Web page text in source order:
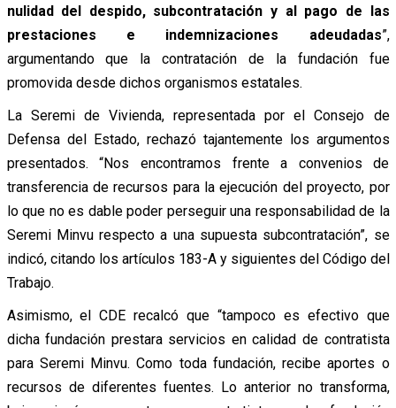
nulidad del despido, subcontratación y al pago de las
prestaciones e indemnizaciones adeudadas”,
argumentando que la contratación de la fundación fue
promovida desde dichos organismos estatales.
La Seremi de Vivienda, representada por el Consejo de
Defensa del Estado, rechazó tajantemente los argumentos
presentados. “Nos encontramos frente a convenios de
transferencia de recursos para la ejecución del proyecto, por
lo que no es dable poder perseguir una responsabilidad de la
Seremi Minvu respecto a una supuesta subcontratación”, se
indicó, citando los artículos 183-A y siguientes del Código del
Trabajo.
Asimismo, el CDE recalcó que “tampoco es efectivo que
dicha fundación prestara servicios en calidad de contratista
para Seremi Minvu. Como toda fundación, recibe aportes o
recursos de diferentes fuentes. Lo anterior no transforma,